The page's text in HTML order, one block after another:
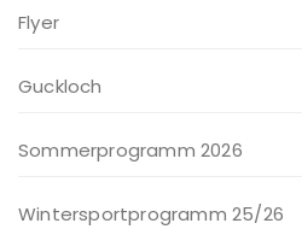
Flyer
Guckloch
Sommerprogramm 2026
Wintersportprogramm 25/26